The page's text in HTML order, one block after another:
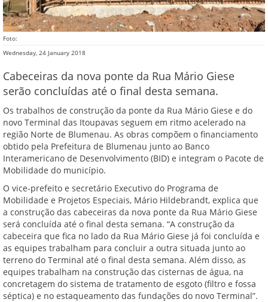
Foto:
Wednesday, 24 January 2018
Cabeceiras da nova ponte da Rua Mário Giese
serão concluídas até o final desta semana.
Os trabalhos de construção da ponte da Rua Mário Giese e do
novo Terminal das Itoupavas seguem em ritmo acelerado na
região Norte de Blumenau. As obras compõem o financiamento
obtido pela Prefeitura de Blumenau junto ao Banco
Interamericano de Desenvolvimento (BID) e integram o Pacote de
Mobilidade do município.
O vice-prefeito e secretário Executivo do Programa de
Mobilidade e Projetos Especiais, Mário Hildebrandt, explica que
a construção das cabeceiras da nova ponte da Rua Mário Giese
será concluída até o final desta semana. “A construção da
cabeceira que fica no lado da Rua Mário Giese já foi concluída e
as equipes trabalham para concluir a outra situada junto ao
terreno do Terminal até o final desta semana. Além disso, as
equipes trabalham na construção das cisternas de água, na
concretagem do sistema de tratamento de esgoto (filtro e fossa
séptica) e no estaqueamento das fundações do novo Terminal”.